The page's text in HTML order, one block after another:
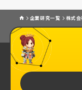
企業研究一覧 株式